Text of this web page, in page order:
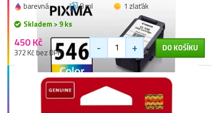
barevná 8 ml
1 zlaťák
Skladem > 9 ks
450 Kč
372 Kč bez DPH - + DO KOŠÍKU